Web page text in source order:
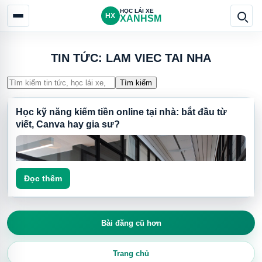
HX
HỌC LÁI XE
XANHSM
TIN TỨC: LAM VIEC TAI NHA
Tìm kiếm
Học kỹ năng kiếm tiền online tại nhà: bắt đầu từ
viết, Canva hay gia sư?
Đọc thêm
Bài đăng cũ hơn
Trang chủ